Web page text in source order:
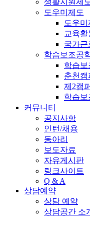
생활지원제
도우미제도
도우미
교육활
국가근
학습보조공
학습보
춘천캠
제2캠
학습보
커뮤니티
공지사항
인턴/채용
동아리
보도자료
자유게시판
링크사이트
Q & A
상담예약
상담 예약
상담공간 소